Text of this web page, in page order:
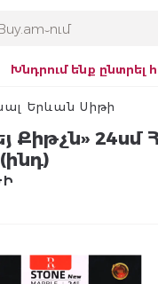
Խնդրում ենք ընտրել
Երևան Սիթի
Քիթչն» 24սմ